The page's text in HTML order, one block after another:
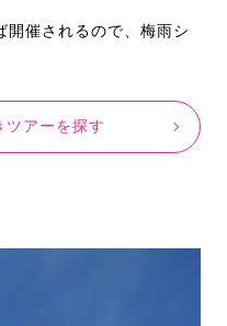
開催されるので、梅雨シ
ツアーを探す